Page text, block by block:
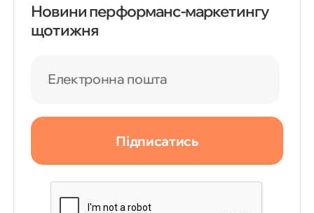
Новини перформанс-маркетингу
щотижня
Електронна пошта
Підписатись